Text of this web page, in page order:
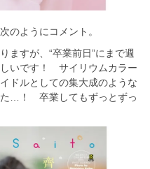
のようにコメント。
ますが、“卒業前日”にまで週
いです！ サイリウムカラー
ドルとしての集大成のような
た…！ 卒業してもずっとずっ